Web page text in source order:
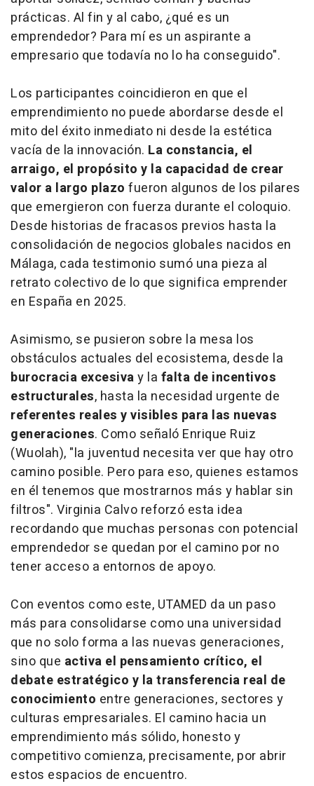
prácticas. Al fin y al cabo, ¿qué es un
emprendedor? Para mí es un aspirante a
empresario que todavía no lo ha conseguido".
Los participantes coincidieron en que el
emprendimiento no puede abordarse desde el
mito del éxito inmediato ni desde la estética
vacía de la innovación. La constancia, el
arraigo, el propósito y la capacidad de crear
valor a largo plazo fueron algunos de los pilares
que emergieron con fuerza durante el coloquio.
Desde historias de fracasos previos hasta la
consolidación de negocios globales nacidos en
Málaga, cada testimonio sumó una pieza al
retrato colectivo de lo que significa emprender
en España en 2025.
Asimismo, se pusieron sobre la mesa los
obstáculos actuales del ecosistema, desde la
burocracia excesivay la falta de incentivos
estructurales, hasta la necesidad urgente de
referentes reales y visibles para las nuevas
generaciones. Como señaló Enrique Ruiz
(Wuolah), "la juventud necesita ver que hay otro
camino posible. Pero para eso, quienes estamos
en él tenemos que mostrarnos más y hablar sin
filtros". Virginia Calvo reforzó esta idea
recordando que muchas personas con potencial
emprendedor se quedan por el camino por no
tener acceso a entornos de apoyo.
Con eventos como este, UTAMED da un paso
más para consolidarse como una universidad
que no solo forma a las nuevas generaciones,
sino que activa el pensamiento crítico, el
debate estratégico y la transferencia real de
conocimiento entre generaciones, sectores y
culturas empresariales. El camino hacia un
emprendimiento más sólido, honesto y
competitivo comienza, precisamente, por abrir
estos espacios de encuentro.